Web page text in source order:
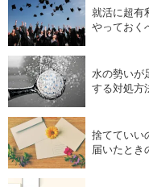
就活に超有
やっておく
水の勢いが
する対処方
捨てていい
届いたとき